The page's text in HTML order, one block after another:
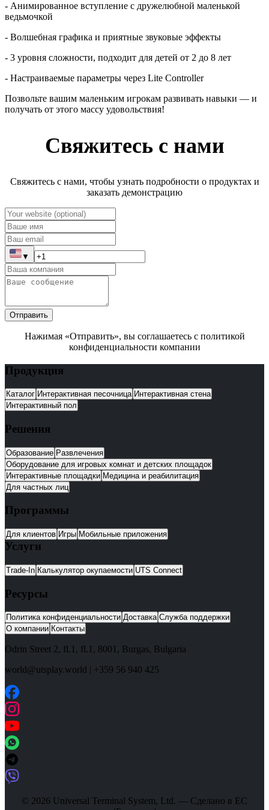
- Анимированное вступление с дружелюбной маленькой
ведьмочкой
- Волшебная графика и приятные звуковые эффекты
- 3 уровня сложности, подходит для детей от 2 до 8 лет
- Настраиваемые параметры через Lite Controller
Позвольте вашим маленьким игрокам развивать навыки — и
получать от этого массу удовольствия!
Свяжитесь с нами
Свяжитесь с нами, чтобы узнать подробности о продуктах и
заказать демонстрацию
▼
Отправить
Нажимая «Отправить», вы соглашаетесь с политикой
конфиденциальности компании
Продукция
Каталог Интерактивная песочница Интерактивная стена
Интерактивный пол
Решения
Образование Развлечения
Оборудование для игровых комнат и детских площадок
Интерактивные площадки Медицина и реабилитация
Для частных лиц
Программы
Для клиентов Игры Мобильные приложения
Услуги
Trade-In Калькулятор окупаемости UTS Connect
Ресурсы
Политика конфиденциальности Доставка Служба поддержки
О компании Контакты
Odrin Street 2, fl.1 , fl.1, 8001 , Burgas, Bulgaria
world@utsplay.world | +359 56 940 425
© 2026 Universal Terminal System, Ltd. — Сделано в ЕС